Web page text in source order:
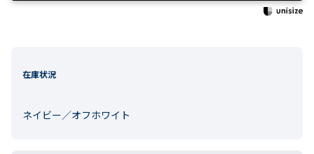
在庫状況
ネイビー／オフホワイト